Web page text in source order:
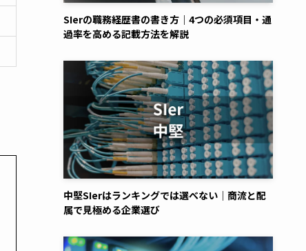
SIerの職務経歴書の書き方｜4つの必須項目・通
過率を高める記載方法を解説
中堅SIerはランキングでは選べない｜商流と配
属で見極める企業選び